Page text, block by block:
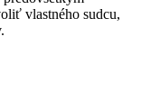
vlastného sudcu,